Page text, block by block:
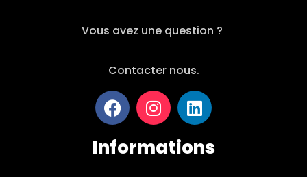
Vous avez une question ?
Contacter nous.
Informations